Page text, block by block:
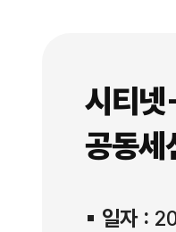
시티
공동세
▪ 일자 :